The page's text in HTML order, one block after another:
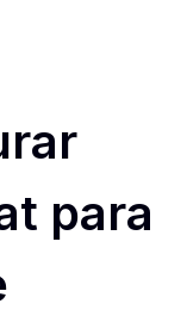
para